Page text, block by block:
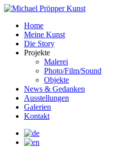
Home
Meine Kunst
Die Story
Projekte
Malerei
Photo/Film/Sound
Objekte
News & Gedanken
Ausstellungen
Galerien
Kontakt